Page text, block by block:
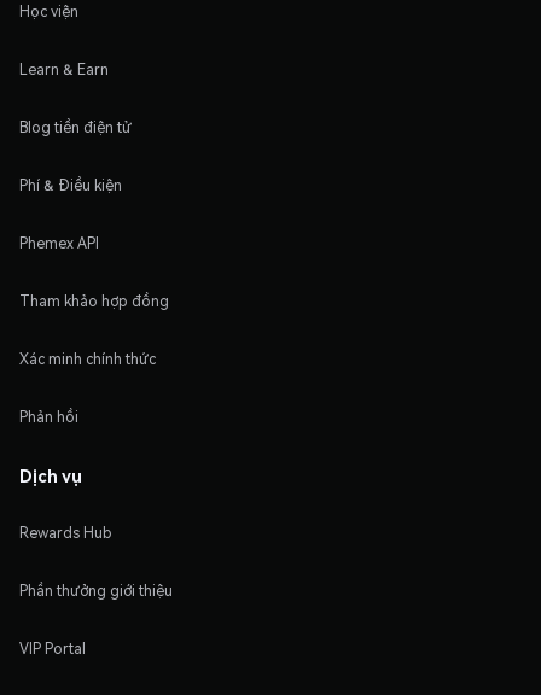
Học viện
Learn & Earn
Blog tiền điện tử
Phí & Điều kiện
Phemex API
Tham khảo hợp đồng
Xác minh chính thức
Phản hồi
Dịch vụ
Rewards Hub
Phần thưởng giới thiệu
VIP Portal